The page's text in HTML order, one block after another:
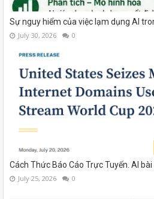
Sự nguy hiểm của việc lạm dụng AI
July 30, 2026 0
Cách Thức Báo Cáo Trực Tuyến. AI bài
July 25, 2026 0